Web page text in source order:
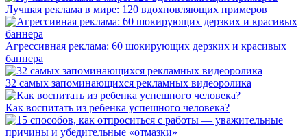
Лучшая реклама в мире: 120 вдохновляющих примеров
Агрессивная реклама: 60 шокирующих дерзких и красивых
баннера
32 самых запоминающихся рекламных видеоролика
Как воспитать из ребенка успешного человека?